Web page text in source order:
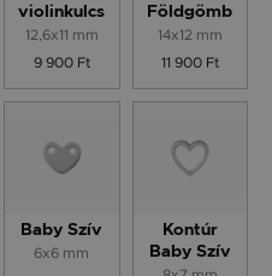
violinkulcs
12,6x11 mm
9 900 Ft
Földgömb
14x12 mm
11 900 Ft
Baby Szív
6x6 mm
Kontúr
Baby Szív